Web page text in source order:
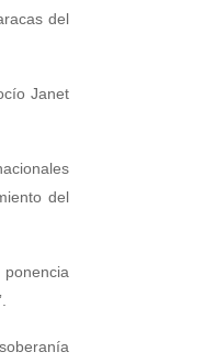
del
Janet
del